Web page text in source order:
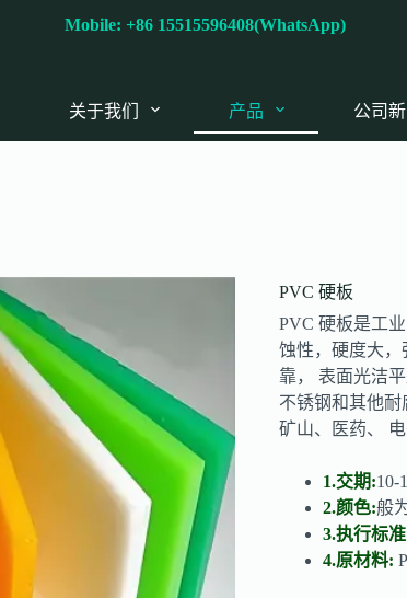
Mobile:+86 15515596408(WhatsApp)
关于我们 产品 公司新
PVC 硬板
PVC 硬板是工
蚀性，硬度大
靠， 表面光洁
不锈钢和其他
矿山、医药、
1.交期:10-
2.颜色:般
3.执行标
4.原材料: